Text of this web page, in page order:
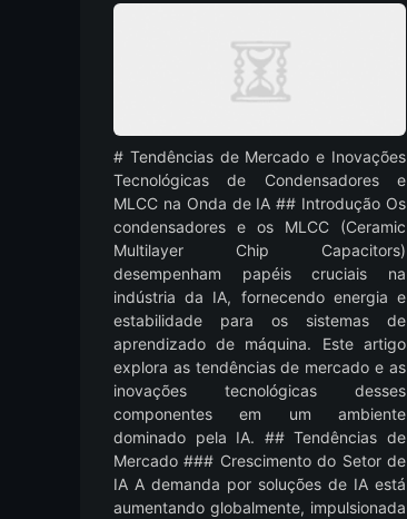
# Tendências de Mercado e Inovações
Tecnológicas de Condensadores e
MLCC na Onda de IA ## Introdução Os
condensadores e os MLCC (Ceramic
Multilayer Chip Capacitors)
desempenham papéis cruciais na
indústria da IA, fornecendo energia e
estabilidade para os sistemas de
aprendizado de máquina. Este artigo
explora as tendências de mercado e as
inovações tecnológicas desses
componentes em um ambiente
dominado pela IA. ## Tendências de
Mercado ### Crescimento do Setor de
IA A demanda por soluções de IA está
aumentando globalmente, impulsionada